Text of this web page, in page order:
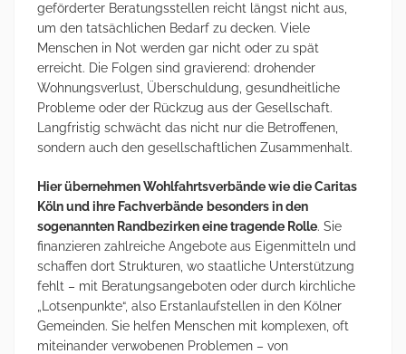
geförderter Beratungsstellen reicht längst nicht aus,
um den tatsächlichen Bedarf zu decken. Viele
Menschen in Not werden gar nicht oder zu spät
erreicht. Die Folgen sind gravierend: drohender
Wohnungsverlust, Überschuldung, gesundheitliche
Probleme oder der Rückzug aus der Gesellschaft.
Langfristig schwächt das nicht nur die Betroffenen,
sondern auch den gesellschaftlichen Zusammenhalt.
Hier übernehmen Wohlfahrtsverbände wie die Caritas
Köln und ihre Fachverbände besonders in den
sogenannten Randbezirken eine tragende Rolle. Sie
finanzieren zahlreiche Angebote aus Eigenmitteln und
schaffen dort Strukturen, wo staatliche Unterstützung
fehlt – mit Beratungsangeboten oder durch kirchliche
„Lotsenpunkte“, also Erstanlaufstellen in den Kölner
Gemeinden. Sie helfen Menschen mit komplexen, oft
miteinander verwobenen Problemen – von